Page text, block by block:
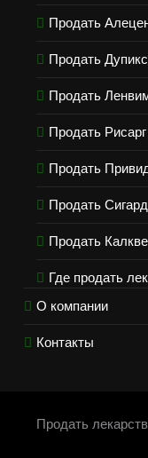
Продать
Продать
Продать
Продать
Продать
Продать
Продать
Где продать
О компании
Контакты
Продать